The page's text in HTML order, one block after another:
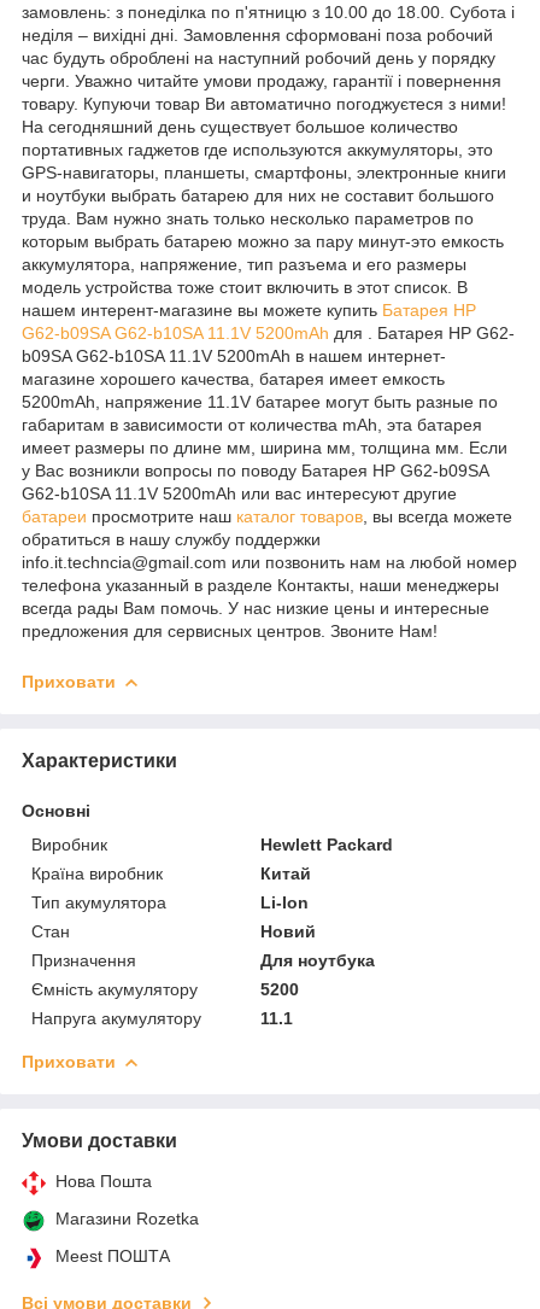
замовлень: з понеділка по п'ятницю з 10.00 до 18.00. Субота і
неділя – вихідні дні. Замовлення сформовані поза робочий
час будуть оброблені на наступний робочий день у порядку
черги. Уважно читайте умови продажу, гарантії і повернення
товару. Купуючи товар Ви автоматично погоджуєтеся з ними!
На сегодняшний день существует большое количество
портативных гаджетов где используются аккумуляторы, это
GPS-навигаторы, планшеты, смартфоны, электронные книги
и ноутбуки выбрать батарею для них не составит большого
труда. Вам нужно знать только несколько параметров по
которым выбрать батарею можно за пару минут-это емкость
аккумулятора, напряжение, тип разъема и его размеры
модель устройства тоже стоит включить в этот список. В
нашем интерент-магазине вы можете купить Батарея HP
G62-b09SA G62-b10SA 11.1V 5200mAh для . Батарея HP G62-
b09SA G62-b10SA 11.1V 5200mAh в нашем интернет-
магазине хорошего качества, батарея имеет емкость
5200mAh, напряжение 11.1V батарее могут быть разные по
габаритам в зависимости от количества mAh, эта батарея
имеет размеры по длине мм, ширина мм, толщина мм. Если
у Вас возникли вопросы по поводу Батарея HP G62-b09SA
G62-b10SA 11.1V 5200mAh или вас интересуют другие
батареи просмотрите наш каталог товаров , вы всегда можете
обратиться в нашу службу поддержки
info.it.techncia@gmail.com или позвонить нам на любой номер
телефона указанный в разделе Контакты, наши менеджеры
всегда рады Вам помочь. У нас низкие цены и интересные
предложения для сервисных центров. Звоните Нам!
Приховати
Характеристики
Основні
Виробник
Hewlett Packard
Країна виробник
Китай
Тип акумулятора
Li-Ion
Стан
Новий
Призначення
Для ноутбука
Ємність акумулятору
5200
Напруга акумулятору
11.1
Приховати
Умови доставки
Нова Пошта
Магазини Rozetka
Meest ПОШТА
Всі умови доставки